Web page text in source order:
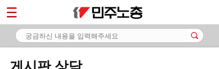
마이페이지
소개